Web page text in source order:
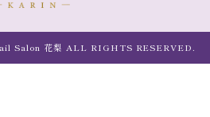
Salon 花梨 ALL RIGHTS RESERVED.